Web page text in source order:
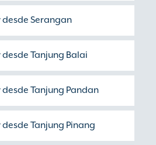
desde Serangan
desde Tanjung Balai
desde Tanjung Pandan
desde Tanjung Pinang